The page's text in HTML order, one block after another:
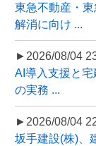
東急不動産・
解消に向け ...
►2026/08/04
AI導入支援と
の実務 ...
►2026/08/04
坂手建設(株)、